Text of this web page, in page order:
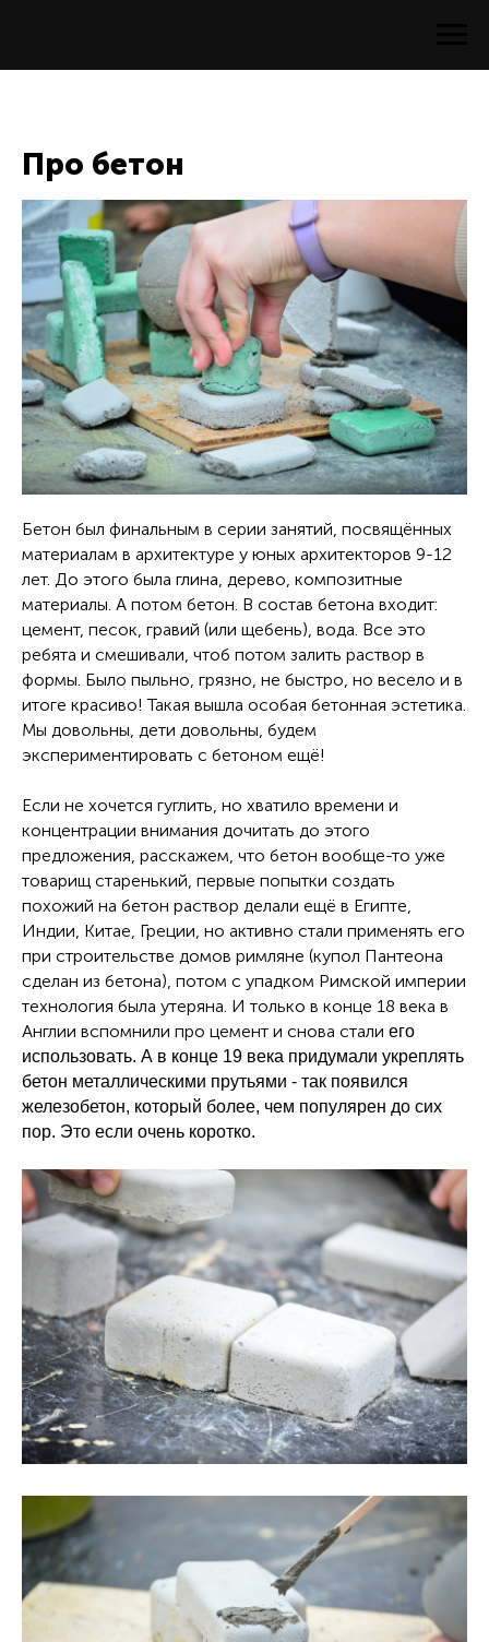
Про бетон
Бетон был финальным в серии занятий, посвящённых
материалам в архитектуре у юных архитекторов 9-12
лет. До этого была глина, дерево, композитные
материалы. А потом бетон. В состав бетона входит:
цемент, песок, гравий (или щебень), вода. Все это
ребята и смешивали, чтоб потом залить раствор в
формы. Было пыльно, грязно, не быстро, но весело и в
итоге красиво! Такая вышла особая бетонная эстетика.
Мы довольны, дети довольны, будем
экспериментировать с бетоном ещё!
Если не хочется гуглить, но хватило времени и
концентрации внимания дочитать до этого
предложения, расскажем, что бетон вообще-то уже
товарищ старенький, первые попытки создать
похожий на бетон раствор делали ещё в Египте,
Индии, Китае, Греции, но активно стали применять его
при строительстве домов римляне (купол Пантеона
сделан из бетона), потом с упадком Римской империи
технология была утеряна. И только в конце 18 века в
Англии вспомнили про цемент и снова стали его
использовать. А в конце 19 века придумали укреплять
бетон металлическими прутьями - так появился
железобетон, который более, чем популярен до сих
пор. Это если очень коротко.